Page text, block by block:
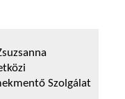
Szolgálat